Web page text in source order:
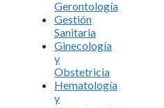
Gerontología
Gestión
Sanitaria
Ginecología
y
Obstetricia
Hematología
y